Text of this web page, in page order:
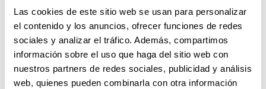
Las cookies de este sitio web se usan para personalizar
el contenido y los anuncios, ofrecer funciones de redes
sociales y analizar el tráfico. Además, compartimos
información sobre el uso que haga del sitio web con
nuestros partners de redes sociales, publicidad y análisis
web, quienes pueden combinarla con otra información